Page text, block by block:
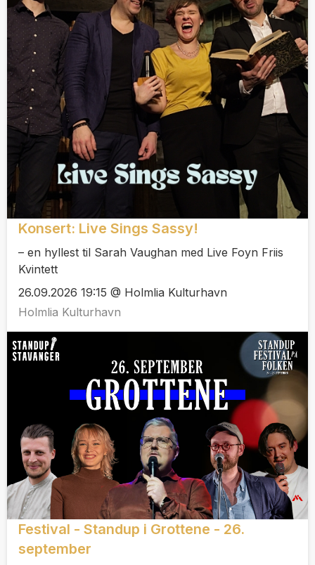
Konsert: Live Sings Sassy!
– en hyllest til Sarah Vaughan med Live Foyn Friis
Kvintett
26.09.2026 19:15 @ Holmlia Kulturhavn
Holmlia Kulturhavn
Festival - Standup i Grottene - 26.
september